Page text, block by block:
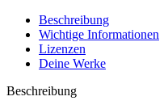
Beschreibung
Wichtige Informationen
Lizenzen
Deine Werke
Beschreibung